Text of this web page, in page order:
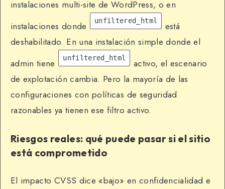
instalaciones multi-site de WordPress, o en
instalaciones donde
unfiltered_html
está
deshabilitado. En una instalación simple donde el
admin tiene
unfiltered_html
activo, el escenario
de explotación cambia. Pero la mayoría de las
configuraciones con políticas de seguridad
razonables ya tienen ese filtro activo.
Riesgos reales: qué puede pasar si el sitio
está comprometido
El impacto CVSS dice «bajo» en confidencialidad e